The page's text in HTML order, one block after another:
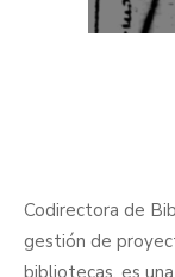
Codirectora de
gestión de